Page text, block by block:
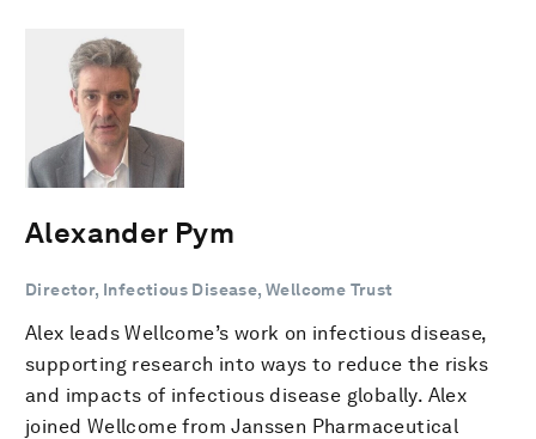
Alexander Pym
Director, Infectious Disease, Wellcome Trust
Alex leads Wellcome’s work on infectious disease,
supporting research into ways to reduce the risks
and impacts of infectious disease globally. Alex
joined Wellcome from Janssen Pharmaceutical